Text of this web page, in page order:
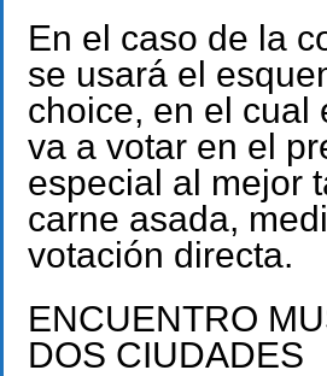
En el caso de la
se usará el
choice, en el cual
va a votar en el
especial al mejor
carne asada,
votación directa.
ENCUENTRO
DOS CIUDADES